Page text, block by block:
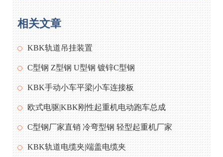
相关文章
KBK轨道吊挂装置
C型钢 Z型钢 U型钢 镀锌C型钢
KBK手动小车平梁|小车连接板
欧式电驱|KBK刚性起重机电动跑车总成
C型钢厂家直销 冷弯型钢 轻型起重机厂家
KBK轨道电缆夹|端盖电缆夹